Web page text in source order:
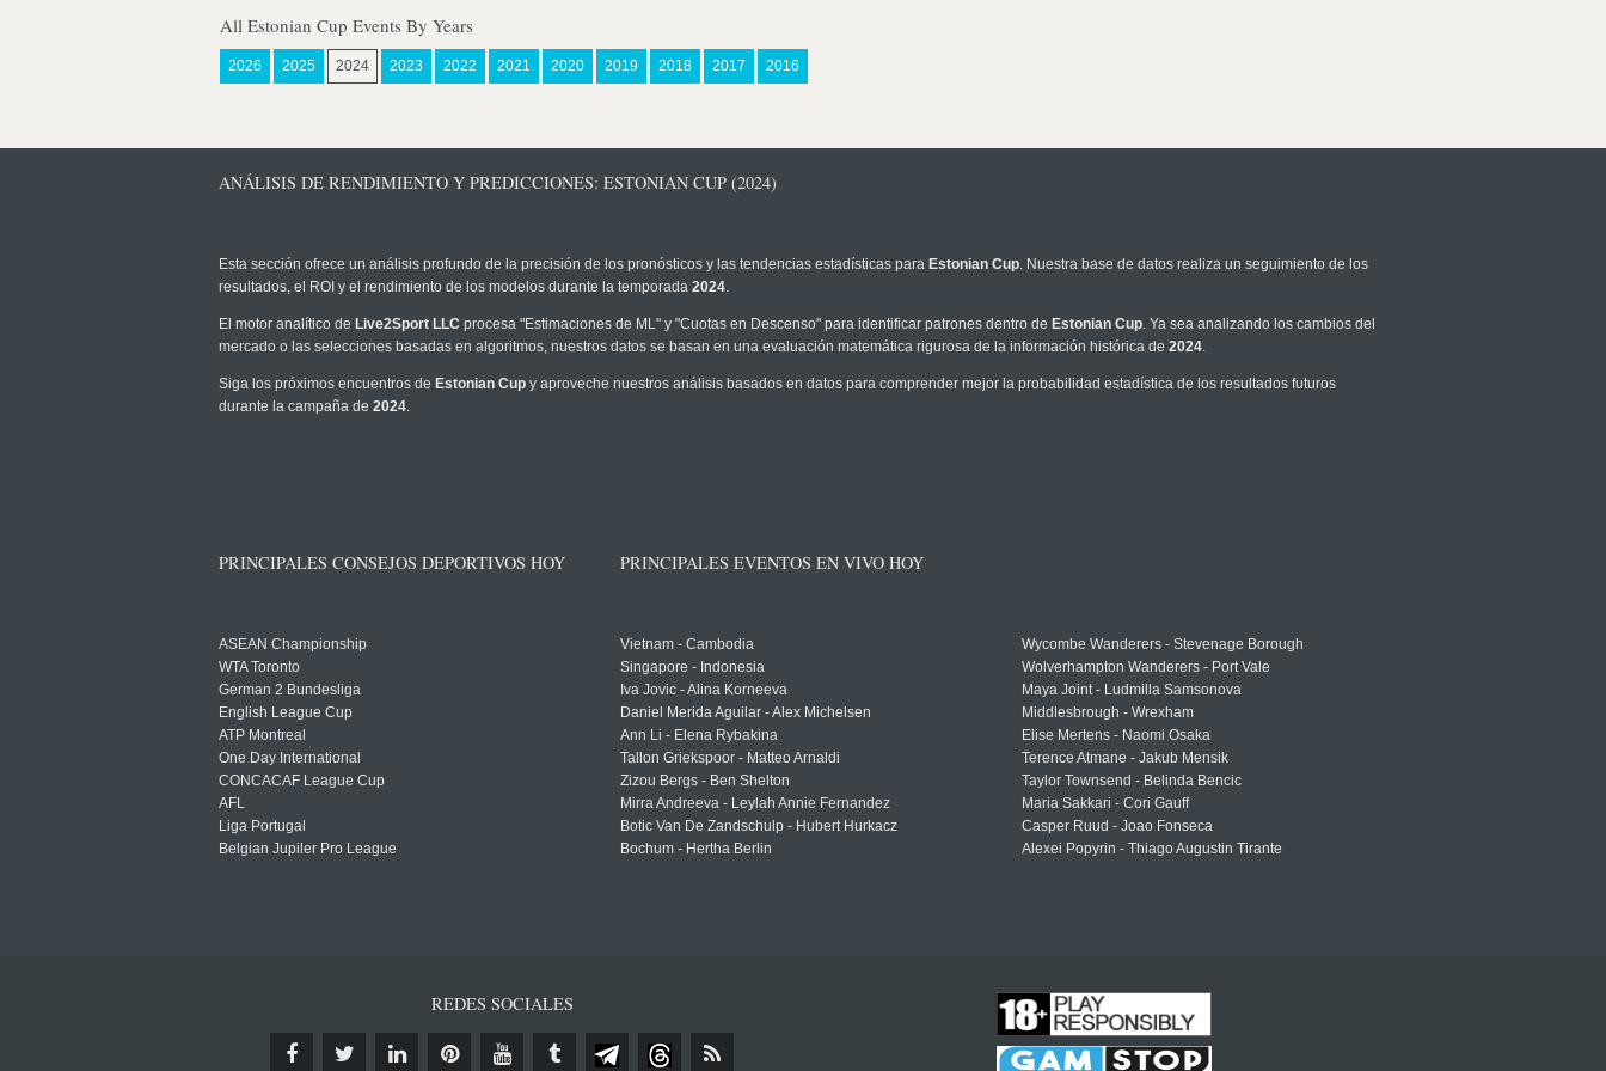
All Estonian Cup Events By Years
2026 2025 2024 2023 2022 2021 2020 2019 2018 2017 2016
ANÁLISIS DE RENDIMIENTO Y PREDICCIONES: ESTONIAN CUP (2024)
Esta sección ofrece un análisis profundo de la precisión de los pronósticos y las tendencias estadísticas para Estonian Cup. Nuestra base de datos realiza un seguimiento de los
resultados, el ROI y el rendimiento de los modelos durante la temporada 2024.
El motor analítico de Live2Sport LLC procesa "Estimaciones de ML" y "Cuotas en Descenso" para identificar patrones dentro de Estonian Cup. Ya sea analizando los cambios del
mercado o las selecciones basadas en algoritmos, nuestros datos se basan en una evaluación matemática rigurosa de la información histórica de 2024.
Siga los próximos encuentros de Estonian Cup y aproveche nuestros análisis basados en datos para comprender mejor la probabilidad estadística de los resultados futuros
durante la campaña de 2024.
PRINCIPALES CONSEJOS DEPORTIVOS HOY
ASEAN Championship
WTA Toronto
German 2 Bundesliga
English League Cup
ATP Montreal
One Day International
CONCACAF League Cup
AFL
Liga Portugal
Belgian Jupiler Pro League
PRINCIPALES EVENTOS EN VIVO HOY
Vietnam - Cambodia
Singapore - Indonesia
Iva Jovic - Alina Korneeva
Daniel Merida Aguilar - Alex Michelsen
Ann Li - Elena Rybakina
Tallon Griekspoor - Matteo Arnaldi
Zizou Bergs - Ben Shelton
Mirra Andreeva - Leylah Annie Fernandez
Botic Van De Zandschulp - Hubert Hurkacz
Bochum - Hertha Berlin
Wycombe Wanderers - Stevenage Borough
Wolverhampton Wanderers - Port Vale
Maya Joint - Ludmilla Samsonova
Middlesbrough - Wrexham
Elise Mertens - Naomi Osaka
Terence Atmane - Jakub Mensik
Taylor Townsend - Belinda Bencic
Maria Sakkari - Cori Gauff
Casper Ruud - Joao Fonseca
Alexei Popyrin - Thiago Augustin Tirante
REDES SOCIALES